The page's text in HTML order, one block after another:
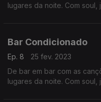
lugares da noite. Com
Bar Condicionado
Ep. 8
25 fev. 2023
De bar em bar com as
lugares da noite. Com